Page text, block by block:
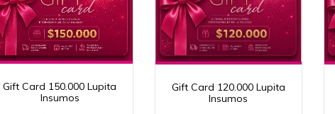
Gift Card 150.000 Lupita
Insumos
Gift Card 120.000 Lupita
Insumos